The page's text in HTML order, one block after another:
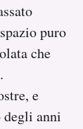
puro
che
e
degli anni